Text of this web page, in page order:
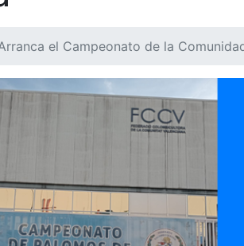
el Campeonato de la